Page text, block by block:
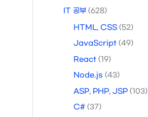
IT 공부 (628)
HTML, CSS (52)
JavaScript (49)
React (19)
Node.js (43)
ASP, PHP, JSP (103)
C# (37)